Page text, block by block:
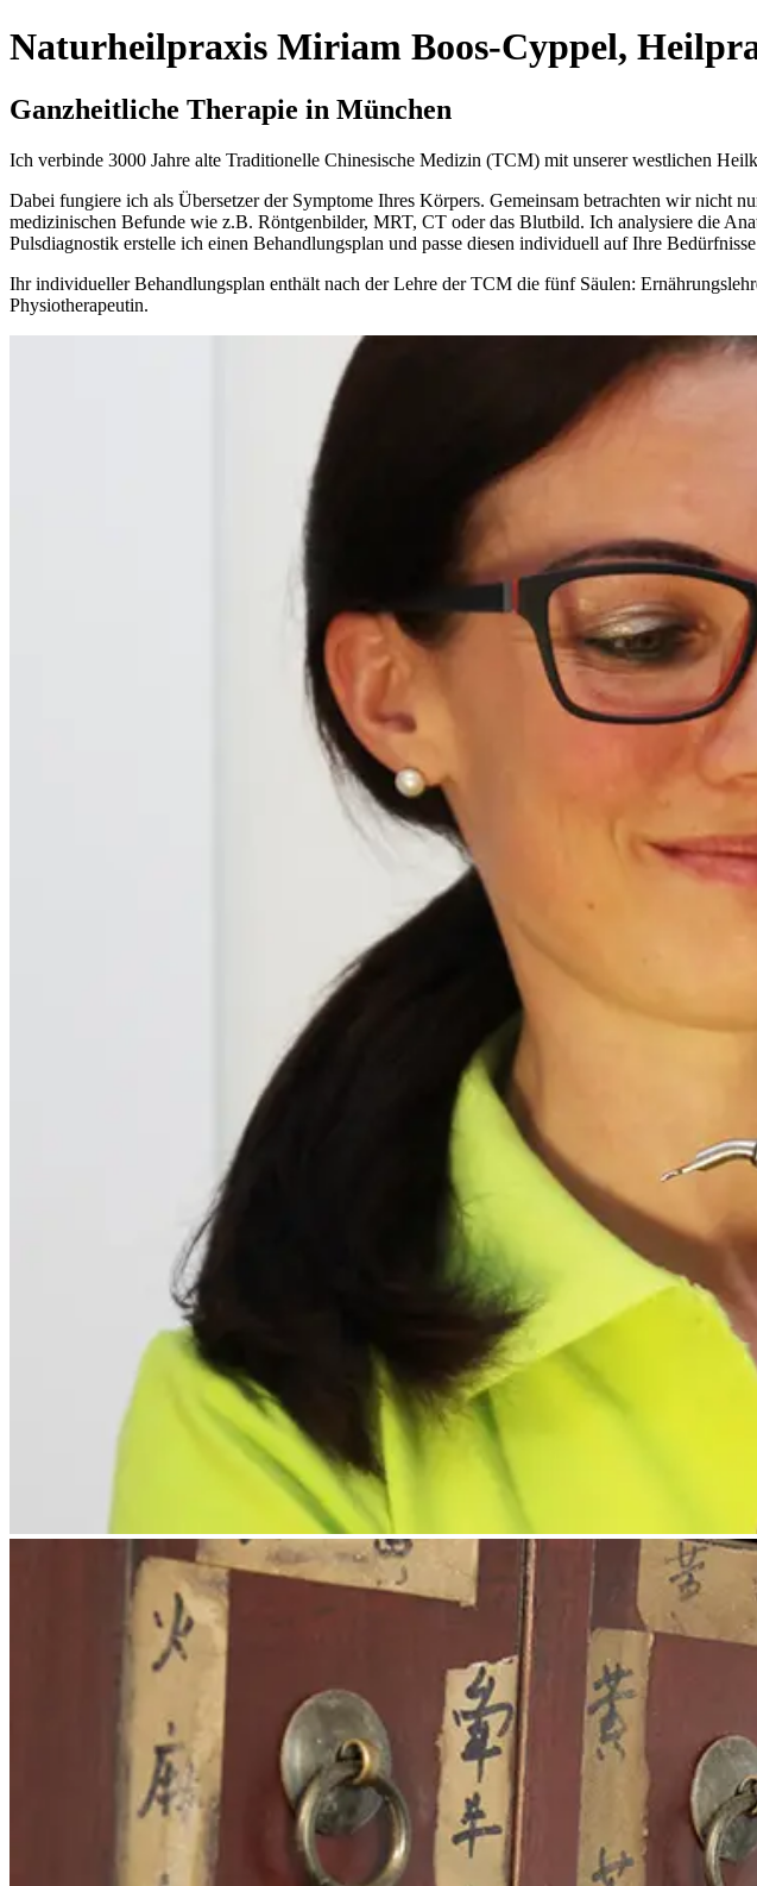
Naturheilpraxis Miriam Boos-Cyppel,
Ganzheitliche Therapie in München
Ich verbinde 3000 Jahre alte Traditionelle Chinesische Medizin (TCM) mit unserer westlichen
Dabei fungiere ich als Übersetzer der Symptome Ihres Körpers. Gemeinsam betrachten wir nicht
medizinischen Befunde wie z.B. Röntgenbilder, MRT, CT oder das Blutbild. Ich analysiere die
Pulsdiagnostik erstelle ich einen Behandlungsplan und passe diesen individuell auf Ihre
Ihr individueller Behandlungsplan enthält nach der Lehre der TCM die fünf Säulen:
Physiotherapeutin.